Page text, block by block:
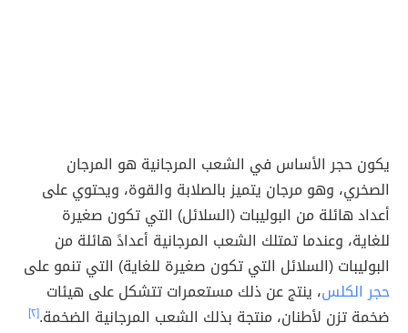
يكون حجر الأساس في الشعب المرجانية هو المرجان
الصخري، وهو مرجان يتميز بالصلابة والقوة، ويحتوي على
أعداد هائلة من البوليبات (السلائل) التي تكون صغيرة
للغاية، وعندما تمتلك الشعب المرجانية أعدادً هائلة من
البوليبات (السلائل التي تكون صغيرة للغاية) التي تنمو على
حجر الكلس، ينتج عن ذلك مستعمرات تتشكل على هيئات
ضخمة تزن لأطنان، منتجة بذلك الشعب المرجانية الضخمة.[٢]